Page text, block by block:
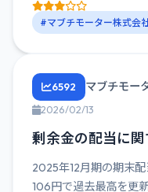
#マブチモーター株式会
6592 マブチモー
2026/02/13
剰余金の配当に
2025年12月期の期末
106円で過去最高を更